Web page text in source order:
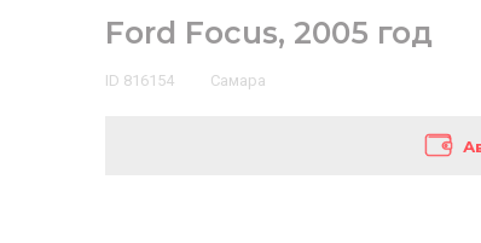
Ford Focus, 2005 год
ID 816154 Самара